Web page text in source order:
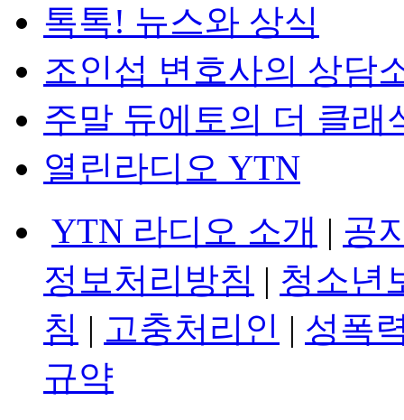
톡톡! 뉴스와 상식
조인섭 변호사의 상담
주말 듀에토의 더 클래
열린라디오 YTN
YTN 라디오 소개 | 공
정보처리방침 | 청소년
침 | 고충처리인 | 성폭
규약